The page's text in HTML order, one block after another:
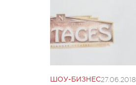
ШОУ-БИЗНЕС27.06.2018